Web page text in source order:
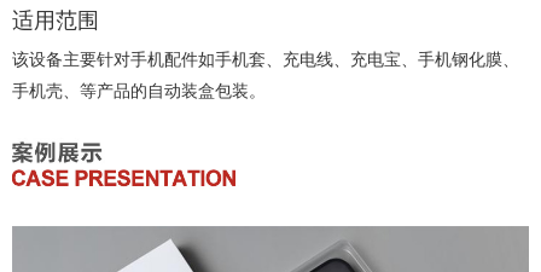
适用范围
该设备主要针对手机配件如手机套、充电线、充电宝、手机钢化膜、
手机壳、等产品的自动装盒包装。